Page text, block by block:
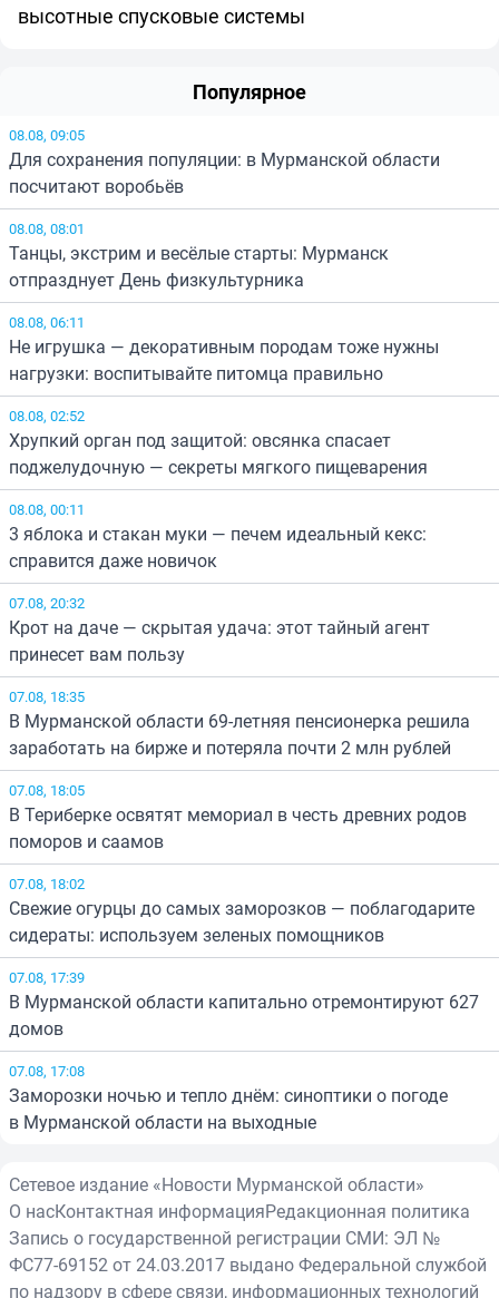
высотные спусковые системы
Популярное
08.08, 09:05
Для сохранения популяции: в Мурманской области
посчитают воробьёв
08.08, 08:01
Танцы, экстрим и весёлые старты: Мурманск
отпразднует День физкультурника
08.08, 06:11
Не игрушка — декоративным породам тоже нужны
нагрузки: воспитывайте питомца правильно
08.08, 02:52
Хрупкий орган под защитой: овсянка спасает
поджелудочную — секреты мягкого пищеварения
08.08, 00:11
3 яблока и стакан муки — печем идеальный кекс:
справится даже новичок
07.08, 20:32
Крот на даче — скрытая удача: этот тайный агент
принесет вам пользу
07.08, 18:35
В Мурманской области 69-летняя пенсионерка решила
заработать на бирже и потеряла почти 2 млн рублей
07.08, 18:05
В Териберке освятят мемориал в честь древних родов
поморов и саамов
07.08, 18:02
Свежие огурцы до самых заморозков — поблагодарите
сидераты: используем зеленых помощников
07.08, 17:39
В Мурманской области капитально отремонтируют 627
домов
07.08, 17:08
Заморозки ночью и тепло днём: синоптики о погоде
в Мурманской области на выходные
Сетевое издание «Новости Мурманской области»
О насКонтактная информацияРедакционная политика
Запись о государственной регистрации СМИ: ЭЛ №
ФС77-69152 от 24.03.2017 выдано Федеральной службой
по надзору в сфере связи, информационных технологий